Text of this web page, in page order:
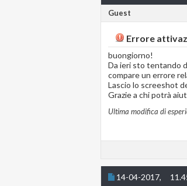
Guest
Errore
buongiorno!
Da ieri sto tentando
compare un errore
Lascio lo screeshot
Grazie a chi potrà
Ultima modifica di
14-04-2017,